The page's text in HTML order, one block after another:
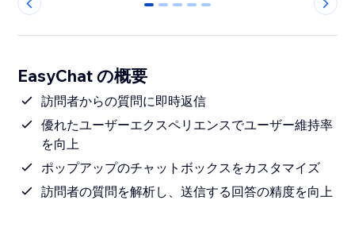
0 1 2 3 4
EasyChat の概要
訪問者からの質問に即時返信
優れたユーザーエクスペリエンスでユーザー維持率
を向上
ポップアップのチャットボックスをカスタマイズ
訪問者の質問を解析し、送信する回答の精度を向上